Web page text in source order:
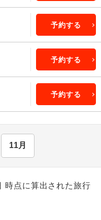
予約する
予約する
予約する
11月
点に算出された旅行